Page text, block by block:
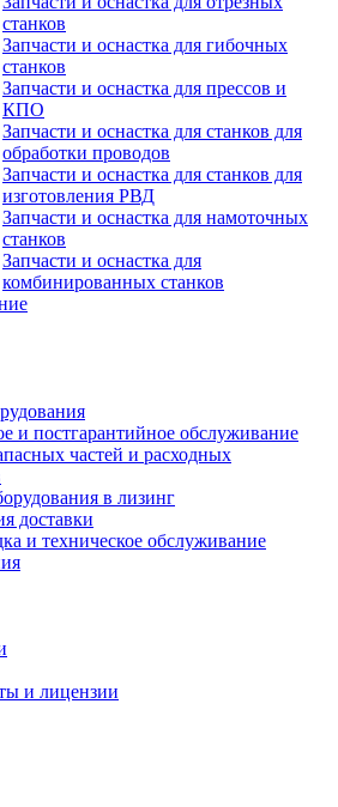
станков
Запчасти и оснастка для гибочных
станков
Запчасти и оснастка для прессов и
КПО
Запчасти и оснастка для станков для
обработки проводов
Запчасти и оснастка для станков для
изготовления РВД
Запчасти и оснастка для намоточных
станков
Запчасти и оснастка для
комбинированных станков
и постгарантийное обслуживание
частей и расходных
в лизинг
доставки
и техническое обслуживание
и лицензии